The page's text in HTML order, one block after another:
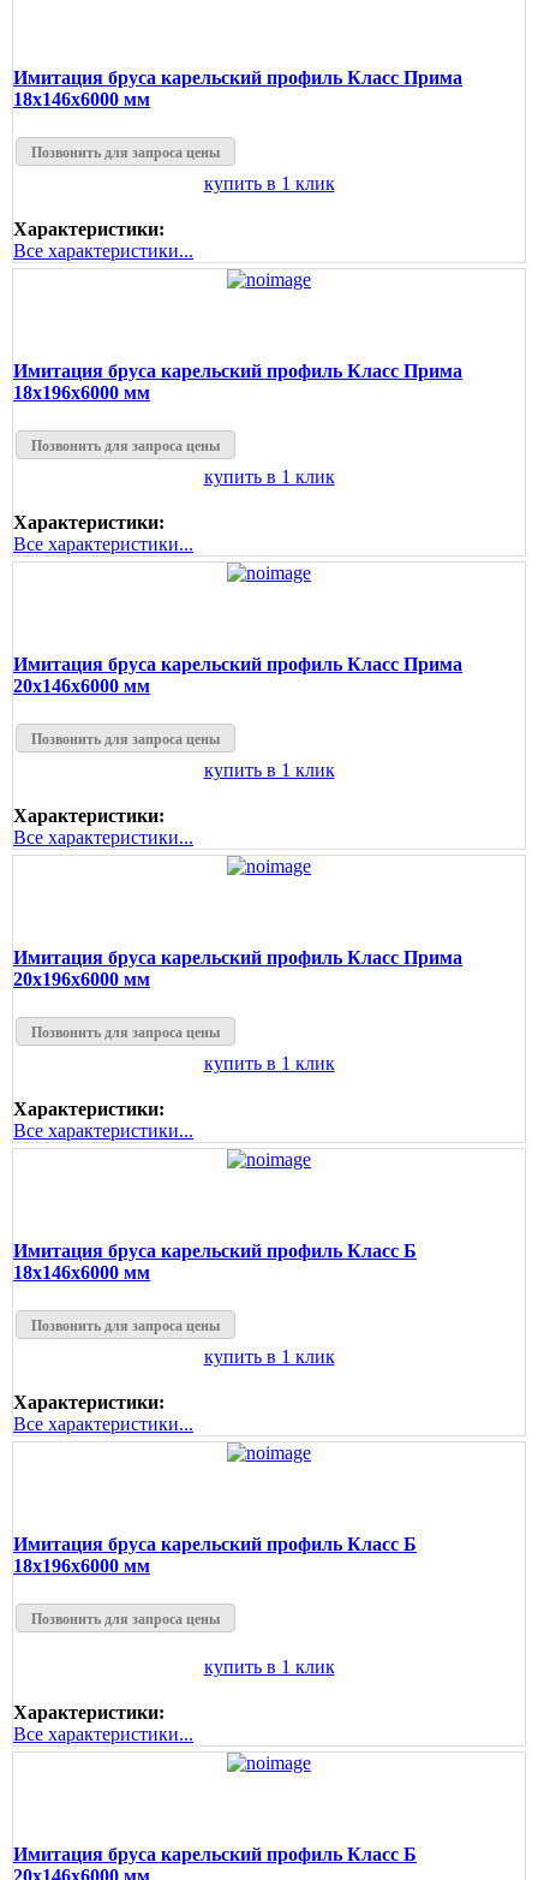
Имитация бруса карельский профиль Класс Прима
18х146х6000 мм
Позвонить для запроса цены
купить в 1 клик
Характеристики:
Все характеристики...
Имитация бруса карельский профиль Класс Прима
18х196х6000 мм
Позвонить для запроса цены
купить в 1 клик
Характеристики:
Все характеристики...
Имитация бруса карельский профиль Класс Прима
20х146х6000 мм
Позвонить для запроса цены
купить в 1 клик
Характеристики:
Все характеристики...
Имитация бруса карельский профиль Класс Прима
20х196х6000 мм
Позвонить для запроса цены
купить в 1 клик
Характеристики:
Все характеристики...
Имитация бруса карельский профиль Класс Б
18х146х6000 мм
Позвонить для запроса цены
купить в 1 клик
Характеристики:
Все характеристики...
Имитация бруса карельский профиль Класс Б
18х196х6000 мм
Позвонить для запроса цены
купить в 1 клик
Характеристики:
Все характеристики...
Имитация бруса карельский профиль Класс Б